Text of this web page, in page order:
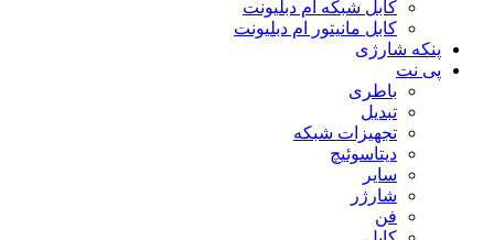
کابل شبکه ام دبلیونت
کابل مانیتور ام دبلیونت
پنکه شارژی
پی نت
باطری
تبدیل
تجهیزات شبکه
دیتاسوئیچ
سایر
شارژر
فن